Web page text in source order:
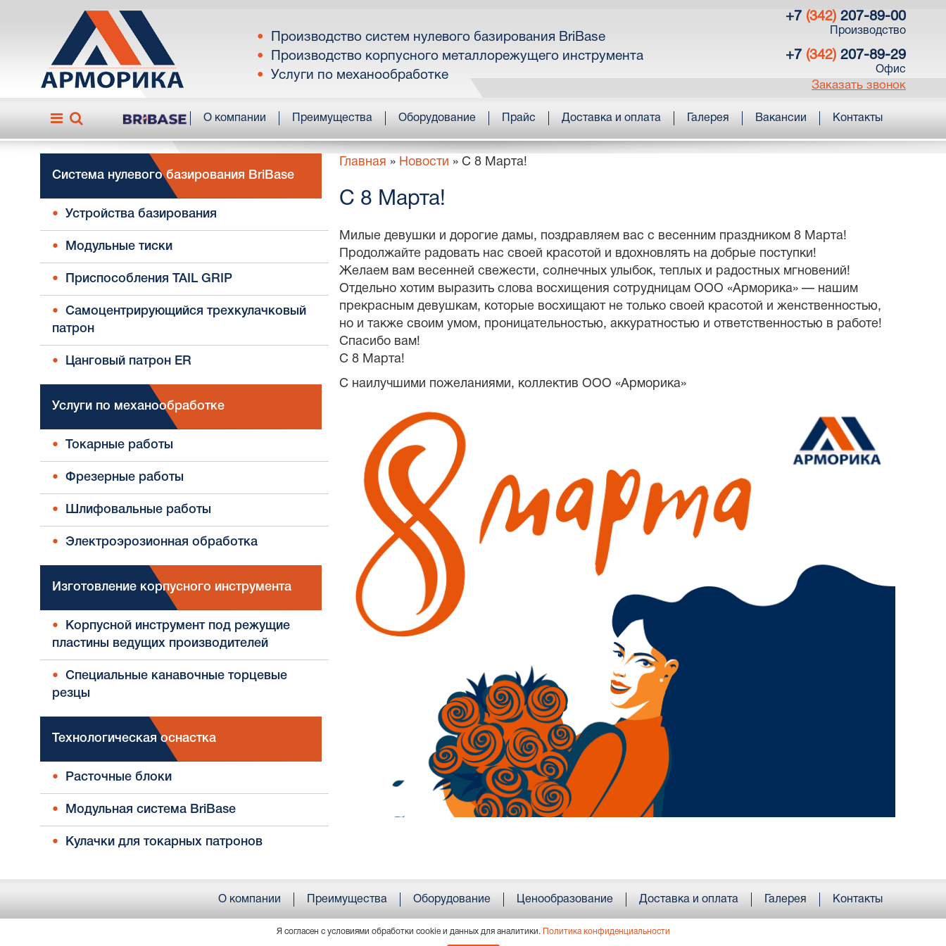
Я согласен с условиями обработки cookie и данных для аналитики. Политика конфиденциальности
Производство систем нулевого базирования BriBase
Производство корпусного металлорежущего инструмента
Услуги по механообработке
+7 (342) 207-89-00
Производство
+7 (342) 207-89-29
Офис
Заказать звонок
О компании Преимущества Оборудование Прайс Доставка и оплата Галерея Вакансии Контакты
Система нулевого базирования BriBase
Устройства базирования
Модульные тиски
Приспособления TAIL GRIP
Самоцентрирующийся трехкулачковый
патрон
Цанговый патрон ER
Услуги по механообработке
Токарные работы
Фрезерные работы
Шлифовальные работы
Электроэрозионная обработка
Изготовление корпусного инструмента
Корпусной инструмент под режущие
пластины ведущих производителей
Специальные канавочные торцевые
резцы
Технологическая оснастка
Расточные блоки
Модульная система BriBase
Кулачки для токарных патронов
Главная » Новости » С 8 Марта!
С 8 Марта!
Милые девушки и дорогие дамы, поздравляем вас с весенним праздником 8 Марта!
Продолжайте радовать нас своей красотой и вдохновлять на добрые поступки!
Желаем вам весенней свежести, солнечных улыбок, теплых и радостных мгновений!
Отдельно хотим выразить слова восхищения сотрудницам ООО «Арморика» — нашим
прекрасным девушкам, которые восхищают не только своей красотой и женственностью,
но и также своим умом, проницательностью, аккуратностью и ответственностью в работе!
Спасибо вам!
С 8 Марта!
С наилучшими пожеланиями, коллектив ООО «Арморика»
О компании Преимущества Оборудование Ценообразование Доставка и оплата Галерея Контакты
© ООО «АРМОРИКА» . Все права защищены. Россия, 614064, г. Пермь, ул. Усольская, 15, пом. 36; тел.: +7 (342) 207 89 00